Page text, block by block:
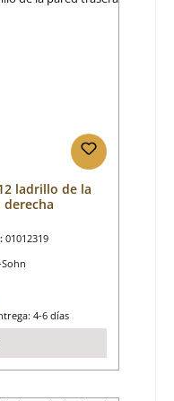
ladrillo de la
01012319
Sohn
4-6 días